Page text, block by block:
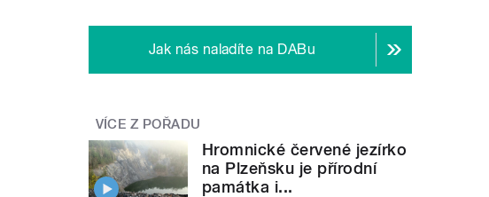
Jak nás naladíte na DABu
VÍCE Z POŘADU
Hromnické červené jezírko
na Plzeňsku je přírodní
památka i...